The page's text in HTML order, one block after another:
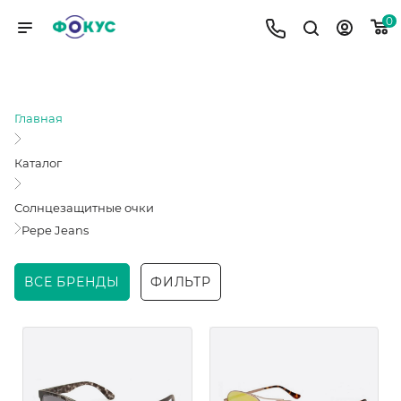
0
Главная
Каталог
Солнцезащитные очки
Pepe Jeans
ВСЕ БРЕНДЫ ФИЛЬТР